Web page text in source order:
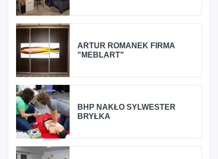
ARTUR ROMANEK FIRMA
"MEBLART"
BHP NAKŁO SYLWESTER
BRYŁKA